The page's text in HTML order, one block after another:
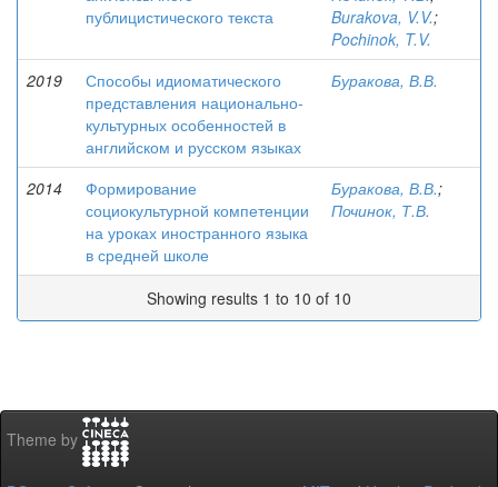
публицистического текста
Burakova, V.V.;
Pochinok, T.V.
2019
Способы идиоматического
представления национально-
культурных особенностей в
английском и русском языках
Буракова, В.В.
2014
Формирование
социокультурной компетенции
на уроках иностранного языка
в средней школе
Буракова, В.В.;
Починок, Т.В.
Showing results 1 to 10 of 10
Theme by